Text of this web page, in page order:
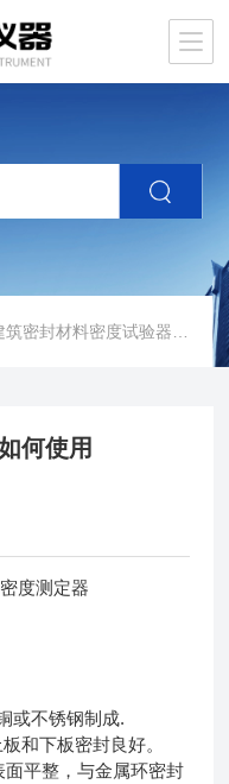
密封材料密度试验器如何使用
何使用
密度测定器
或不锈钢制成.
和下板密封良好。
面平整，与金属环密封